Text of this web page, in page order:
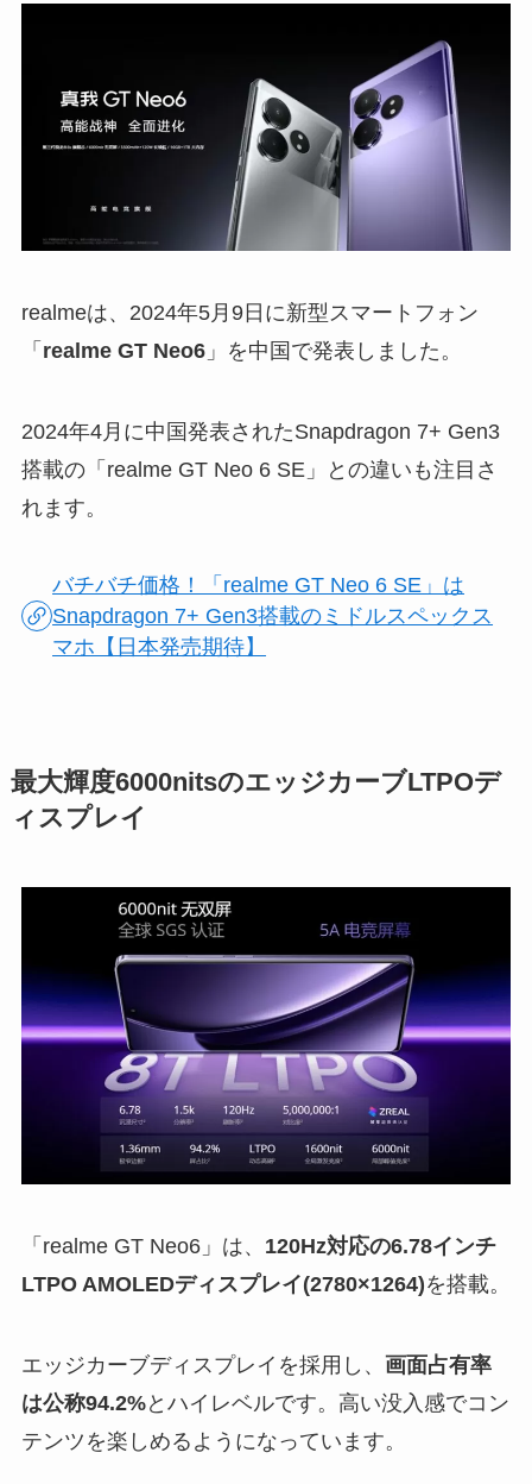
realmeは、2024年5月9日に新型スマートフォン
「 realme GT Neo6」を中国で発表しました。
2024年4月に中国発表されたSnapdragon 7+ Gen3
搭載の「realme GT Neo 6 SE」との違いも注目さ
れます。
バチバチ価格！「realme GT Neo 6 SE」は
Snapdragon 7+ Gen3搭載のミドルスペックス
マホ【日本発売期待】
最大輝度6000nitsのエッジカーブLTPOデ
ィスプレイ
「realme GT Neo6」は、 120Hz対応の6.78インチ
LTPO AMOLEDディスプレイ(2780×1264)を搭載。
エッジカーブディスプレイを採用し、 画面占有率
は公称94.2%とハイレベルです。高い没入感でコン
テンツを楽しめるようになっています。